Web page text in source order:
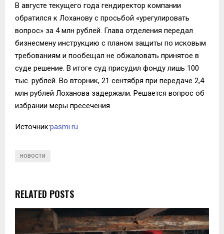
В августе текущего года гендиректор компании
обратился к Лоханову с просьбой «урегулировать
вопрос» за 4 млн рублей. Глава отделения передал
бизнесмену инструкцию с планом защиты по исковым
требованиям и пообещал не обжаловать принятое в
суде решение. В итоге суд присудил фонду лишь 100
тыс. рублей. Во вторник, 21 сентября при передаче 2,4
млн рублей Лоханова задержали. Решается вопрос об
избрании меры пресечения.
Источник:pasmi.ru
НОВОСТИ
RELATED POSTS